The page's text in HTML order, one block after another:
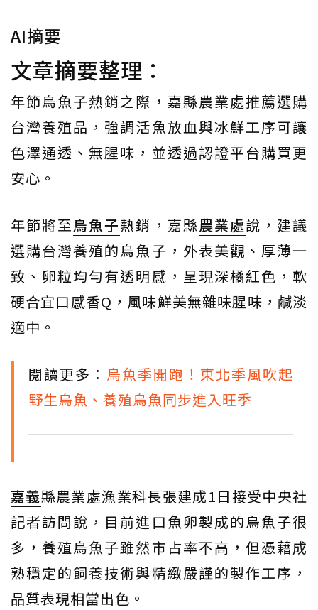
AI摘要
文章摘要整理：
年節烏魚子熱銷之際，嘉縣農業處推薦選購
台灣養殖品，強調活魚放血與冰鮮工序可讓
色澤通透、無腥味，並透過認證平台購買更
安心。
年節將至烏魚子熱銷，嘉縣農業處說，建議
選購台灣養殖的烏魚子，外表美觀、厚薄一
致、卵粒均勻有透明感，呈現深橘紅色，軟
硬合宜口感香Q，風味鮮美無雜味腥味，鹹淡
適中。
閱讀更多： 烏魚季開跑！東北季風吹起
野生烏魚、養殖烏魚同步進入旺季
嘉義縣農業處漁業科長張建成1日接受中央社
記者訪問說，目前進口魚卵製成的烏魚子很
多，養殖烏魚子雖然市占率不高，但憑藉成
熟穩定的飼養技術與精緻嚴謹的製作工序，
品質表現相當出色。